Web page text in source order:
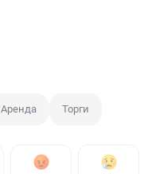
Аренда Торги